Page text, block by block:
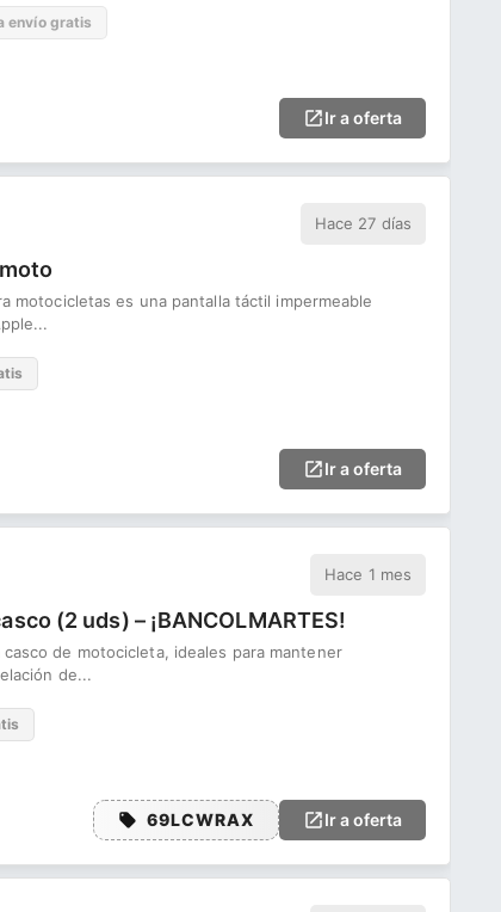
envío gratis
Ir a oferta
Hace 27 días
motocicletas es una pantalla táctil impermeable
Ir a oferta
Hace 1 mes
(2 uds) – ¡BANCOLMARTES!
de motocicleta, ideales para mantener
de...
69LCWRAX Ir a oferta